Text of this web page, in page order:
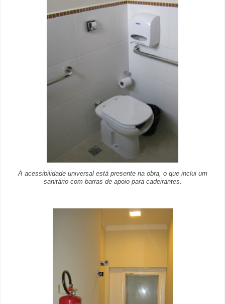
A acessibilidade universal está presente na obra, o que inclui um
sanitário com barras de apoio para cadeirantes.